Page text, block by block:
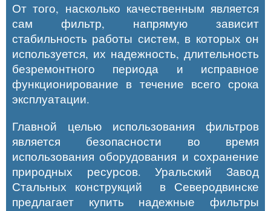
От того, насколько качественным является
сам фильтр, напрямую зависит
стабильность работы систем, в которых он
используется, их надежность, длительность
безремонтного периода и исправное
функционирование в течение всего срока
эксплуатации.
Главной целью использования фильтров
является безопасности во время
использования оборудования и сохранение
природных ресурсов. Уральский Завод
Стальных конструкций в Северодвинске
предлагает купить надежные фильтры